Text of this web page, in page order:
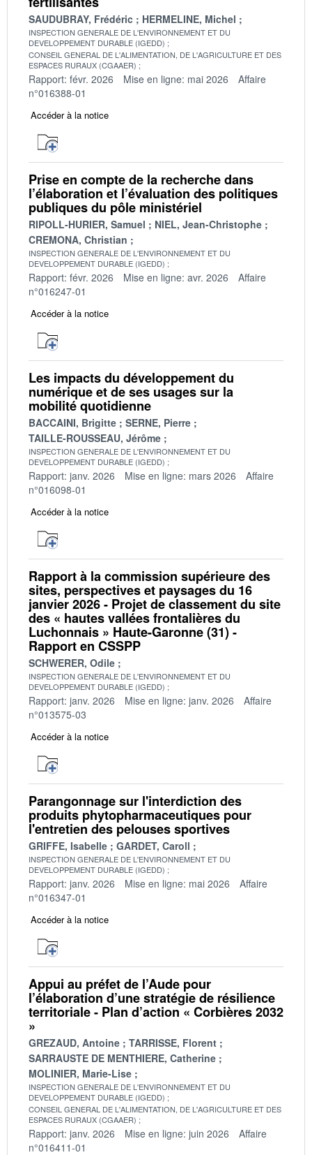
SAUDUBRAY, Frédéric HERMELINE, Michel
INSPECTION GENERALE DE L'ENVIRONNEMENT ET DU
DEVELOPPEMENT DURABLE (IGEDD)
CONSEIL GENERAL DE L'ALIMENTATION, DE L'AGRICULTURE ET DES
ESPACES RURAUX (CGAAER)
Rapport: févr. 2026 Mise en ligne: mai 2026
Affaire
n°016388-01
Accéder à la notice
Prise en compte de la recherche dans
l’élaboration et l’évaluation des politiques
publiques du pôle ministériel
RIPOLL-HURIER, Samuel
NIEL, Jean-Christophe
CREMONA, Christian
INSPECTION GENERALE DE L'ENVIRONNEMENT ET DU
DEVELOPPEMENT DURABLE (IGEDD)
Rapport: févr. 2026 Mise en ligne: avr. 2026
Affaire
n°016247-01
Accéder à la notice
Les impacts du développement du
numérique et de ses usages sur la
mobilité quotidienne
BACCAINI, Brigitte
SERNE, Pierre
TAILLE-ROUSSEAU, Jérôme
INSPECTION GENERALE DE L'ENVIRONNEMENT ET DU
DEVELOPPEMENT DURABLE (IGEDD)
Rapport: janv. 2026 Mise en ligne: mars 2026
Affaire
n°016098-01
Accéder à la notice
Rapport à la commission supérieure des
sites, perspectives et paysages du 16
janvier 2026 - Projet de classement du site
des « hautes vallées frontalières du
Luchonnais » Haute-Garonne (31) -
Rapport en CSSPP
SCHWERER, Odile
INSPECTION GENERALE DE L'ENVIRONNEMENT ET DU
DEVELOPPEMENT DURABLE (IGEDD)
Rapport: janv. 2026 Mise en ligne: janv. 2026
Affaire
n°013575-03
Accéder à la notice
Parangonnage sur l'interdiction des
produits phytopharmaceutiques pour
l'entretien des pelouses sportives
GRIFFE, Isabelle GARDET, Caroll
INSPECTION GENERALE DE L'ENVIRONNEMENT ET DU
DEVELOPPEMENT DURABLE (IGEDD)
Rapport: janv. 2026 Mise en ligne: mai 2026
Affaire
n°016347-01
Accéder à la notice
Appui au préfet de l’Aude pour
l’élaboration d’une stratégie de résilience
territoriale - Plan d’action « Corbières 2032
»
GREZAUD, Antoine
TARRISSE, Florent
SARRAUSTE DE MENTHIERE, Catherine
MOLINIER, Marie-Lise
INSPECTION GENERALE DE L'ENVIRONNEMENT ET DU
DEVELOPPEMENT DURABLE (IGEDD)
CONSEIL GENERAL DE L'ALIMENTATION, DE L'AGRICULTURE ET DES
ESPACES RURAUX (CGAAER)
Rapport: janv. 2026 Mise en ligne: juin 2026
Affaire
n°016411-01